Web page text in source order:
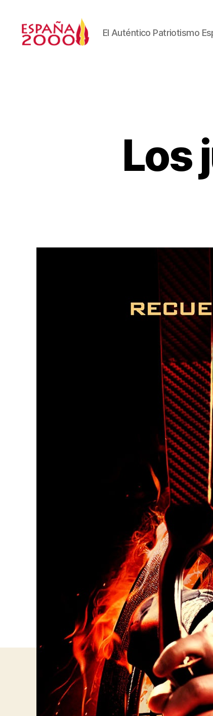
El Auténtico Patriotismo
Los